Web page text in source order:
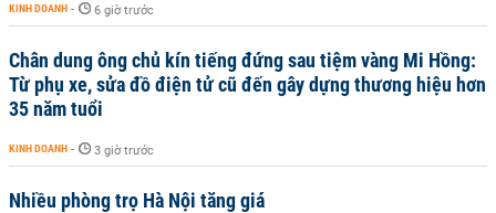
KINH DOANH - 6 giờ trước
Chân dung ông chủ kín tiếng đứng sau tiệm vàng Mi Hồng:
Từ phụ xe, sửa đồ điện tử cũ đến gây dựng thương hiệu hơn
35 năm tuổi
KINH DOANH - 3 giờ trước
Nhiều phòng trọ Hà Nội tăng giá